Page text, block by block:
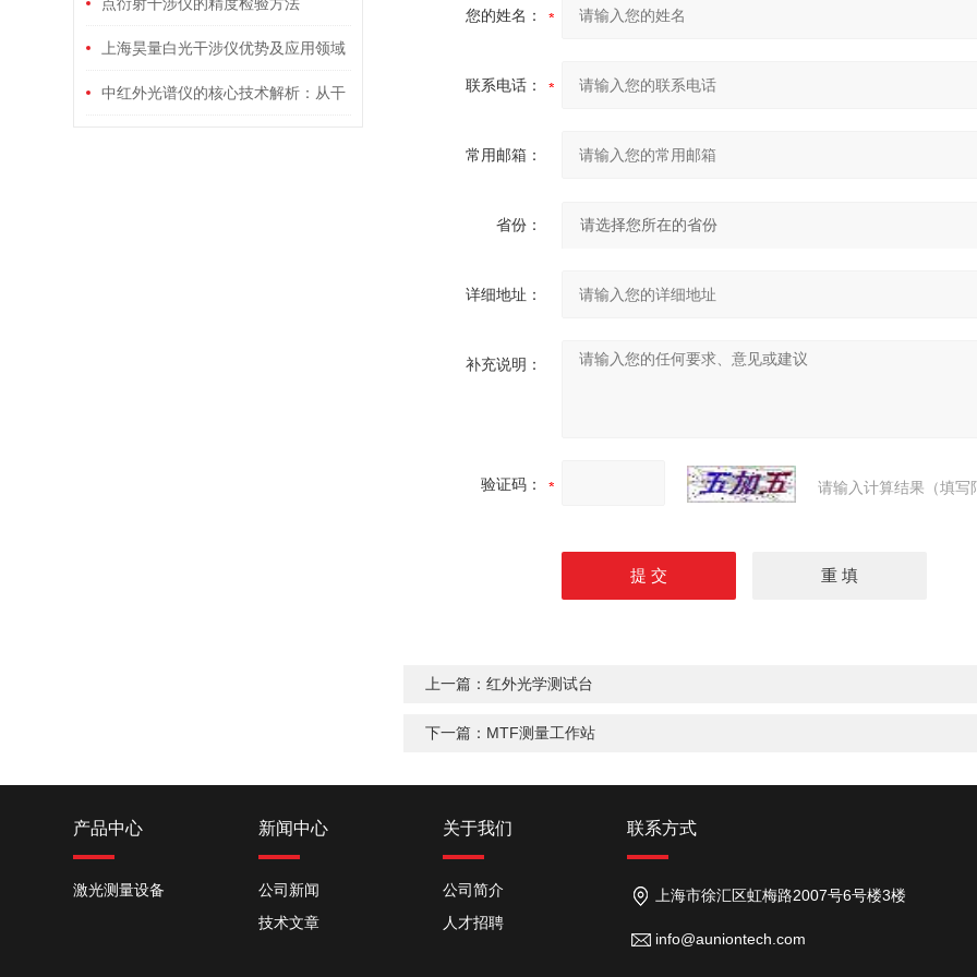
上海昊量白光干涉仪优势及应用领域
中红外光谱仪的核心技术解析：从干
您的姓名：
联系电话：
常用邮箱：
省份：
详细地址：
补充说明：
验证码： 请输入计算结果（填写
上一篇： 红外光学测试台
下一篇： MTF测量工作站
产品中心
激光测量设备
新闻中心
公司新闻
技术文章
关于我们
公司简介
人才招聘
联系方式
上海市徐汇区虹梅路2007号6号楼3楼
info@auniontech.com